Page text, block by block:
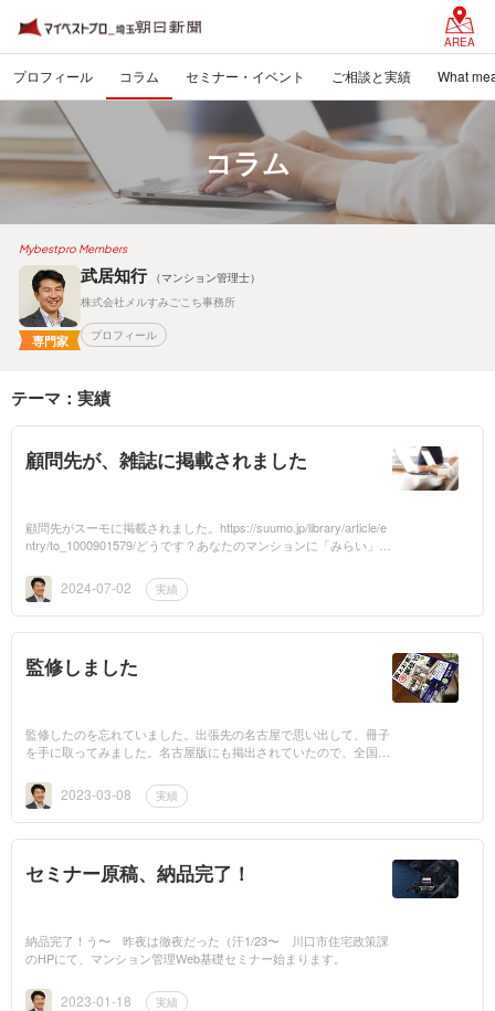
AREA
プロフィール コラム セミナー・イベント ご相談と実績 What
コラム
Mybestpro Members
専門家
武居知行
（マンション管理士）
株式会社メルすみごこち事務所
プロフィール
テーマ：実績
顧問先が、雑誌に掲載されました
顧問先がスーモに掲載されました。https://suumo.jp/library/article/e
ntry/to_1000901579/どうです？あなたのマンションに「みらい」を
2024-07-02 実績
監修しました
監修したのを忘れていました。出張先の名古屋で思い出して、冊子
を手に取ってみました。名古屋版にも掲出されていたので、全国に
の見方がわ...2023-03-08 実績
セミナー原稿、納品完了！
納品完了！う〜 昨夜は徹夜だった（汗1/23〜 川口市住宅政策課
のHPにて、マンション管理Web基礎セミナー始まります。
2023-01-18 実績